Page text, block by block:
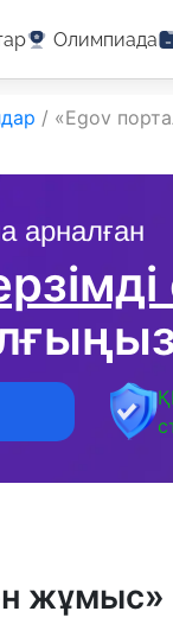
Олимпиада
арналған
/ «Egov
жұмыс»